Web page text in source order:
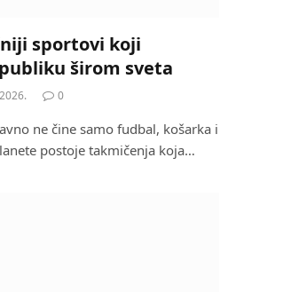
sportovi koji
širom sveta
0
ne čine samo fudbal, košarka i
postoje takmičenja koja…